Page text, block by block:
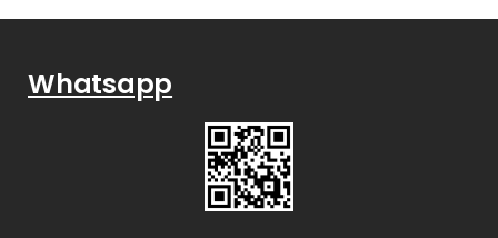
Whatsapp